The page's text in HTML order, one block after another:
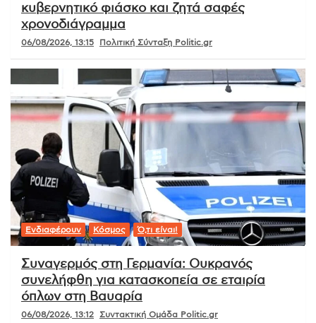
κυβερνητικό φιάσκο και ζητά σαφές
χρονοδιάγραμμα
06/08/2026, 13:15 Πολιτική Σύνταξη Politic.gr
Ενδιαφέρουν Κόσμος Ό,τι είναι!
Συναγερμός στη Γερμανία: Ουκρανός
συνελήφθη για κατασκοπεία σε εταιρία
όπλων στη Βαυαρία
06/08/2026, 13:12 Συντακτική Ομάδα Politic.gr